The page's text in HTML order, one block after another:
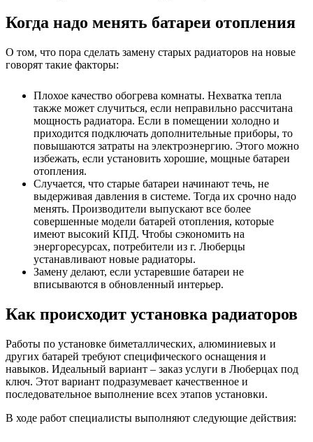
Когда надо менять батареи отопления
О том, что пора сделать замену старых радиаторов на новые
говорят такие факторы:
Плохое качество обогрева комнаты. Нехватка тепла
также может случиться, если неправильно рассчитана
мощность радиатора. Если в помещении холодно и
приходится подключать дополнительные приборы, то
повышаются затраты на электроэнергию. Этого можно
избежать, если установить хорошие, мощные батареи
отопления.
Случается, что старые батареи начинают течь, не
выдерживая давления в системе. Тогда их срочно надо
менять. Производители выпускают все более
совершенные модели батарей отопления, которые
имеют высокий КПД. Чтобы сэкономить на
энергоресурсах, потребители из г. Люберцы
устанавливают новые радиаторы.
Замену делают, если устаревшие батареи не
вписываются в обновленный интерьер.
Как происходит установка радиаторов
Работы по установке биметаллических, алюминиевых и
других батарей требуют специфического оснащения и
навыков. Идеальный вариант – заказ услуги в Люберцах под
ключ. Этот вариант подразумевает качественное и
последовательное выполнение всех этапов установки.
В ходе работ специалисты выполняют следующие действия: